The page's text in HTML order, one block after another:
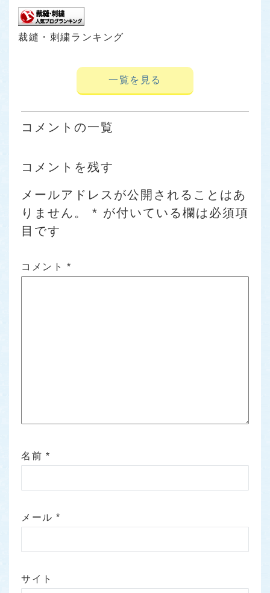
裁縫・刺繍ランキング
一覧を見る
コメントの一覧
コメントを残す
メールアドレスが公開されることはあ
りません。
* が付いている欄は必須項
目です
コメント *
名前 *
メール*
サイト